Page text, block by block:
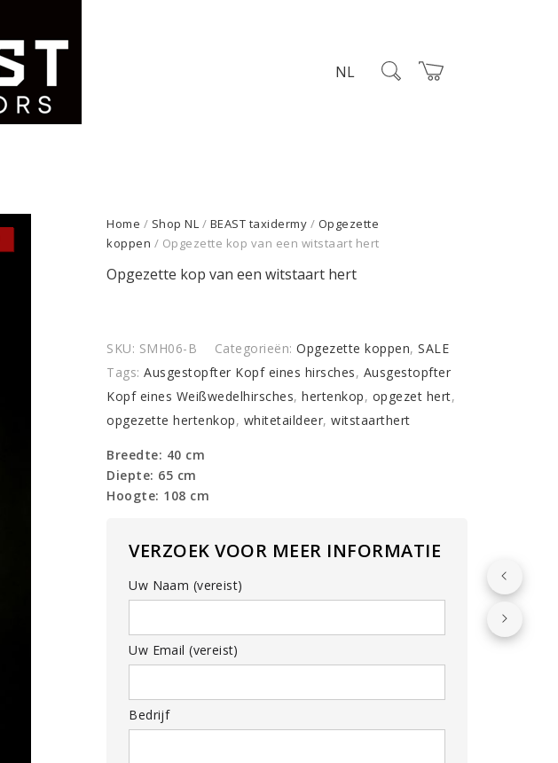
NL
Home / Shop NL / BEAST taxidermy / Opgezette
koppen / Opgezette kop van een witstaart hert
Opgezette kop van een witstaart hert
SKU: SMH06-B Categorieën:Opgezette koppen,SALE
Tags:Ausgestopfter Kopf eines hirsches, Ausgestopfter
Kopf eines Weißwedelhirsches,hertenkop, opgezet hert,
opgezette hertenkop, whitetaildeer,witstaarthert
Breedte: 40 cm
Diepte: 65 cm
Hoogte: 108 cm
VERZOEK VOOR MEER INFORMATIE
Uw Naam (vereist)
Uw Email (vereist)
Bedrijf